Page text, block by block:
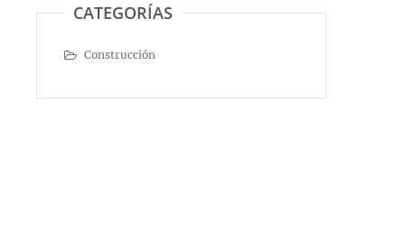
CATEGORÍAS
Construcción